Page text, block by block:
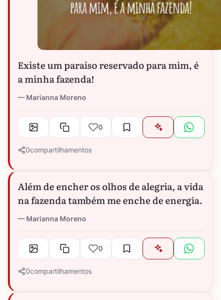
Existe um paraíso reservado para mim, é
a minha fazenda!
Marianna Moreno
0
0compartilhamentos
Além de encher os olhos de alegria, a vida
na fazenda também me enche de energia.
Marianna Moreno
0
0compartilhamentos